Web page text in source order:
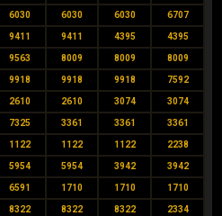
6030 6030 6030 6707
9411 9411 4395 4395
9563 8009 8009 8009
9918 9918 9918 7592
2610 2610 3074 3074
7325 3361 3361 3361
1122 1122 1122 2238
5954 5954 3942 3942
6591 1710 1710 1710
8322 8322 8322 2334